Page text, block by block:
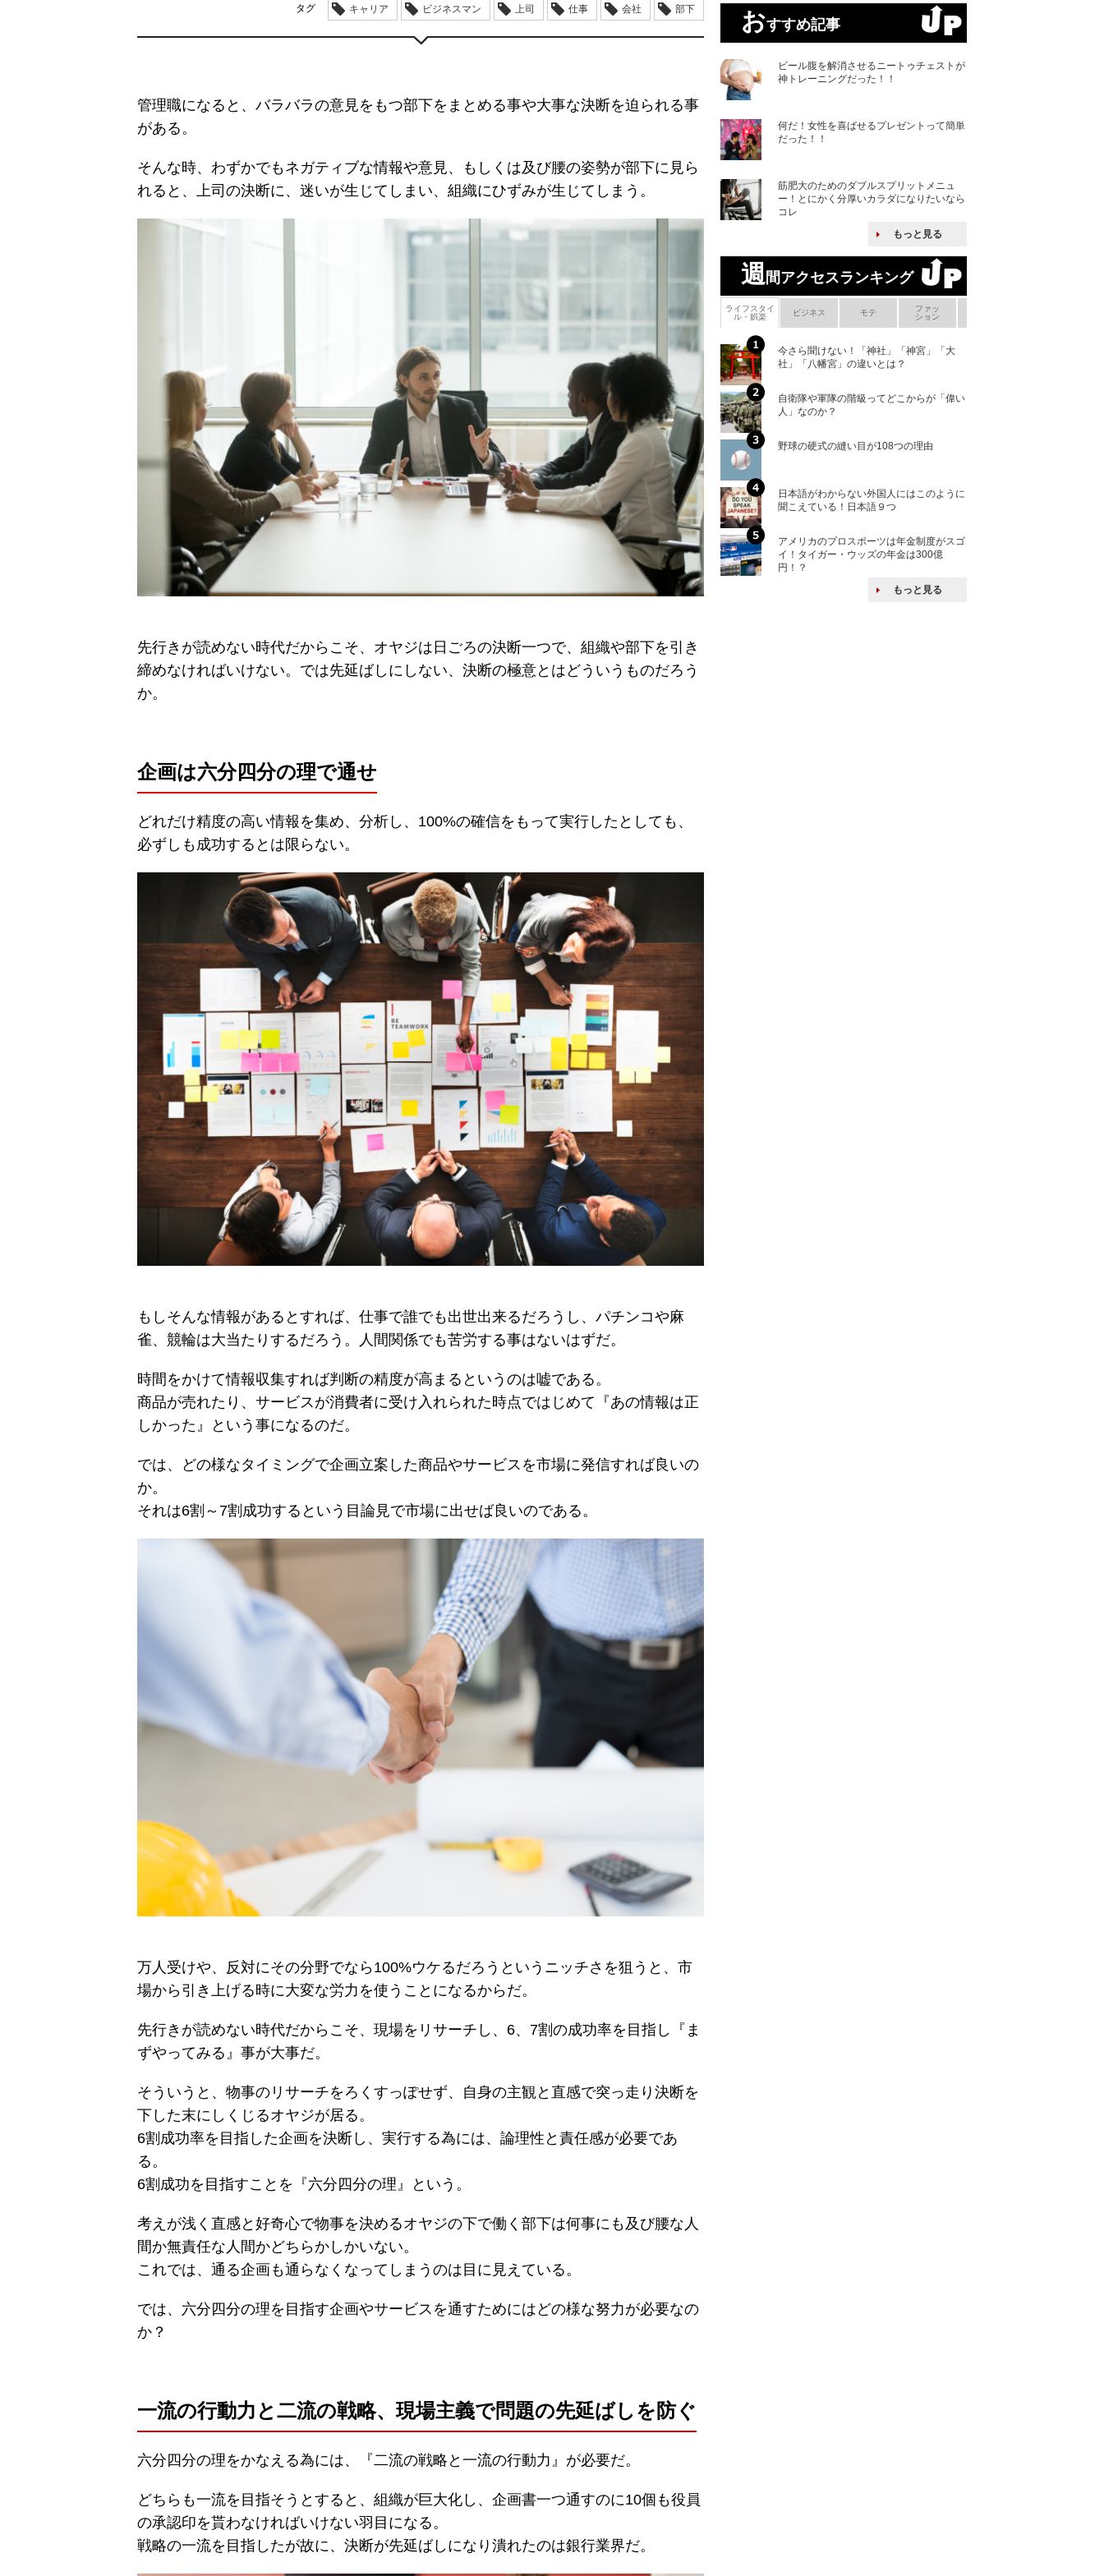
タグ キャリア ビジネスマン 上司 仕事 会社 部下
管理職になると、バラバラの意見をもつ部下をまとめる事や大事な決断を迫られる事
がある。
そんな時、わずかでもネガティブな情報や意見、もしくは及び腰の姿勢が部下に見ら
れると、上司の決断に、迷いが生じてしまい、組織にひずみが生じてしまう。
先行きが読めない時代だからこそ、オヤジは日ごろの決断一つで、組織や部下を引き
締めなければいけない。では先延ばしにしない、決断の極意とはどういうものだろう
か。
企画は六分四分の理で通せ
どれだけ精度の高い情報を集め、分析し、100%の確信をもって実行したとしても、
必ずしも成功するとは限らない。
もしそんな情報があるとすれば、仕事で誰でも出世出来るだろうし、パチンコや麻
雀、競輪は大当たりするだろう。人間関係でも苦労する事はないはずだ。
時間をかけて情報収集すれば判断の精度が高まるというのは嘘である。
商品が売れたり、サービスが消費者に受け入れられた時点ではじめて『あの情報は正
しかった』という事になるのだ。
では、どの様なタイミングで企画立案した商品やサービスを市場に発信すれば良いの
か。
それは6割～7割成功するという目論見で市場に出せば良いのである。
万人受けや、反対にその分野でなら100%ウケるだろうというニッチさを狙うと、市
場から引き上げる時に大変な労力を使うことになるからだ。
先行きが読めない時代だからこそ、現場をリサーチし、6、7割の成功率を目指し『ま
ずやってみる』事が大事だ。
そういうと、物事のリサーチをろくすっぽせず、自身の主観と直感で突っ走り決断を
下した末にしくじるオヤジが居る。
6割成功率を目指した企画を決断し、実行する為には、論理性と責任感が必要であ
る。
6割成功を目指すことを『六分四分の理』という。
考えが浅く直感と好奇心で物事を決めるオヤジの下で働く部下は何事にも及び腰な人
間か無責任な人間かどちらかしかいない。
これでは、通る企画も通らなくなってしまうのは目に見えている。
では、六分四分の理を目指す企画やサービスを通すためにはどの様な努力が必要なの
か？
一流の行動力と二流の戦略、現場主義で問題の先延ばしを防ぐ
六分四分の理をかなえる為には、『二流の戦略と一流の行動力』が必要だ。
どちらも一流を目指そうとすると、組織が巨大化し、企画書一つ通すのに10個も役員
の承認印を貰わなければいけない羽目になる。
戦略の一流を目指したが故に、決断が先延ばしになり潰れたのは銀行業界だ。
おすすめ記事
ビール腹を解消させるニートゥチェストが
神トレーニングだった！！
何だ！女性を喜ばせるプレゼントって簡単
だった！！
筋肥大のためのダブルスプリットメニュ
ー！とにかく分厚いカラダになりたいなら
コレ
もっと見る
週間アクセスランキング
ライフスタイ
ル・娯楽
ビジネス モテ
ファッ
ション
今さら聞けない！「神社」「神宮」「大
社」「八幡宮」の違いとは？
自衛隊や軍隊の階級ってどこからが「偉い
人」なのか？
野球の硬式の縫い目が108つの理由
日本語がわからない外国人にはこのように
聞こえている！日本語９つ
アメリカのプロスポーツは年金制度がスゴ
イ！タイガー・ウッズの年金は300億
円！？
もっと見る